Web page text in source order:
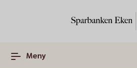
Meny